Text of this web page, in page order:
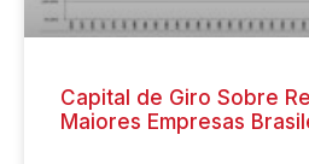
Capital de Giro Sobre
Maiores Empresas